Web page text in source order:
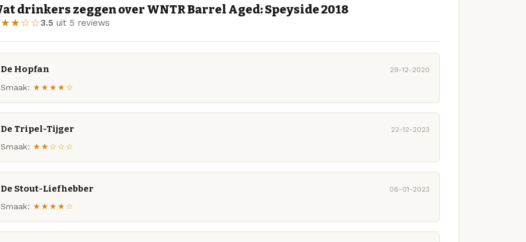
drinkers zeggen over WNTR Barrel Aged: Speyside 2018
3.5 uit 5 reviews
De Hopfan 29-12-2020
Smaak: ★★★★☆
De Tripel-Tijger 22-12-2023
Smaak: ★★☆☆☆
De Stout-Liefhebber 08-01-2023
Smaak: ★★★★☆